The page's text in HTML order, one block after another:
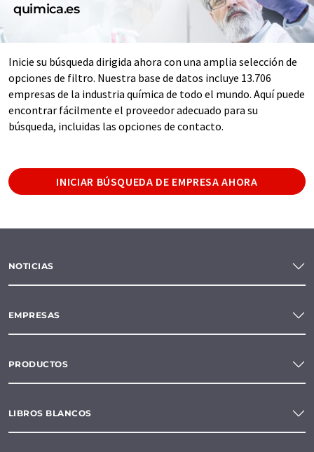
quimica.es
Inicie su búsqueda dirigida ahora con una amplia selección de
opciones de filtro. Nuestra base de datos incluye 13.706
empresas de la industria química de todo el mundo. Aquí puede
encontrar fácilmente el proveedor adecuado para su
búsqueda, incluidas las opciones de contacto.
INICIAR BÚSQUEDA DE EMPRESA AHORA
NOTICIAS
EMPRESAS
PRODUCTOS
LIBROS BLANCOS